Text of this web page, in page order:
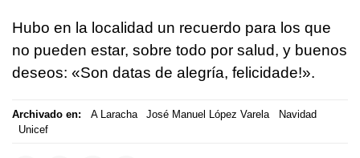
Hubo en la localidad un recuerdo para los que
no pueden estar, sobre todo por salud, y buenos
deseos: «Son datas de alegría, felicidade!».
Archivado en: A Laracha José Manuel López Varela
Navidad
Unicef